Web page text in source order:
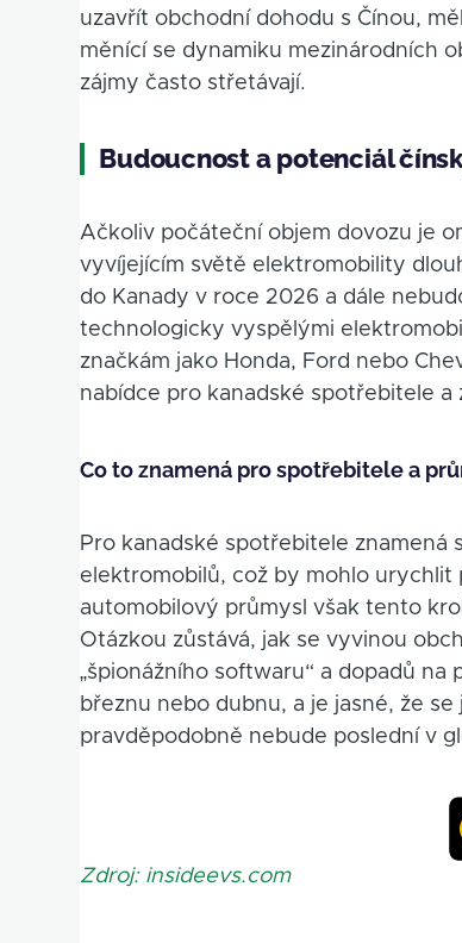
uzavřít obchodní dohodu s Čínou,
měnící se dynamiku mezinárodních
zájmy často střetávají.
Budoucnost a potenciál
Ačkoliv počáteční objem dovozu je
vyvíjejícím světě elektromobility
do Kanady v roce 2026 a dále
technologicky vyspělými
značkám jako Honda, Ford nebo
nabídce pro kanadské spotřebitele
Co to znamená pro spotřebitele a
Pro kanadské spotřebitele znamená
elektromobilů, což by mohlo
automobilový průmysl však tento
Otázkou zůstává, jak se vyvinou
„špionážního softwaru“ a dopadů
březnu nebo dubnu, a je jasné, že
pravděpodobně nebude poslední v
Zdroj: insideevs.com